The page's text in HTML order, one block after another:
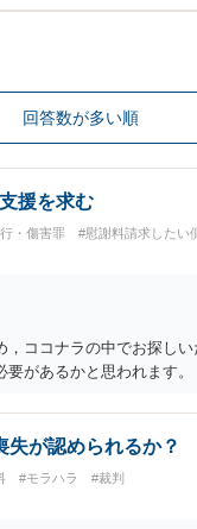
回答数が多い順
援を求む
・傷害罪 #慰謝料請求したい
ココナラの中でお探し
があるかと思われます。
失が認められるか？
#モラハラ #裁判